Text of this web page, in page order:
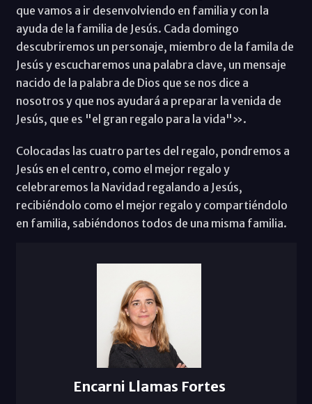
que vamos a ir desenvolviendo en familia y con la
ayuda de la familia de Jesús. Cada domingo
descubriremos un personaje, miembro de la famila de
Jesús y escucharemos una palabra clave, un mensaje
nacido de la palabra de Dios que se nos dice a
nosotros y que nos ayudará a preparar la venida de
Jesús, que es "el gran regalo para la vida"».
Colocadas las cuatro partes del regalo, pondremos a
Jesús en el centro, como el mejor regalo y
celebraremos la Navidad regalando a Jesús,
recibiéndolo como el mejor regalo y compartiéndolo
en familia, sabiéndonos todos de una misma familia.
Encarni Llamas Fortes